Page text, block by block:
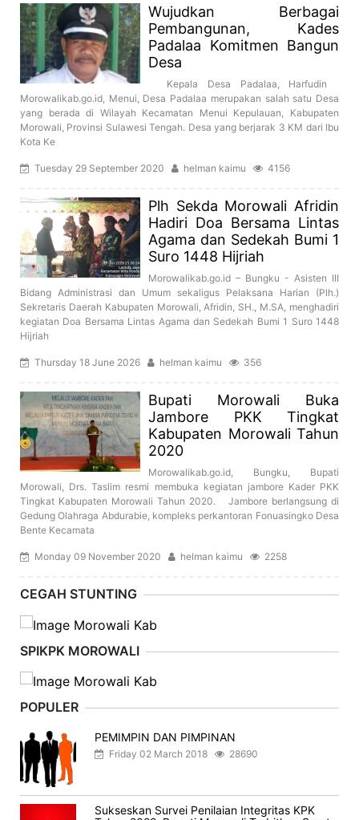
Wujudkan Berbagai
Pembangunan, Kades
Padalaa Komitmen Bangun
Desa
Kepala Desa Padalaa, Harfudin
Morowalikab.go.id, Menui, Desa Padalaa merupakan salah satu Desa
yang berada di Wilayah Kecamatan Menui Kepulauan, Kabupaten
Morowali, Provinsi Sulawesi Tengah. Desa yang berjarak 3 KM dari Ibu
Kota Ke
Tuesday 29 September 2020 helman kaimu 4156
Plh Sekda Morowali Afridin
Hadiri Doa Bersama Lintas
Agama dan Sedekah Bumi 1
Suro 1448 Hijriah
Morowalikab.go.id – Bungku - Asisten III
Bidang Administrasi dan Umum sekaligus Pelaksana Harian (Plh.)
Sekretaris Daerah Kabupaten Morowali, Afridin, SH., M.SA, menghadiri
kegiatan Doa Bersama Lintas Agama dan Sedekah Bumi 1 Suro 1448
Hijriah
Thursday 18 June 2026 helman kaimu 356
Bupati Morowali Buka
Jambore PKK Tingkat
Kabupaten Morowali Tahun
2020
Morowalikab.go.id, Bungku, Bupati
Morowali, Drs. Taslim resmi membuka kegiatan jambore Kader PKK
Tingkat Kabupaten Morowali Tahun 2020. Jambore berlangsung di
Gedung Olahraga Abdurabie, kompleks perkantoran Fonuasingko Desa
Bente Kecamata
Monday 09 November 2020 helman kaimu 2258
CEGAH STUNTING
SPIKPK MOROWALI
POPULER
PEMIMPIN DAN PIMPINAN
Friday 02 March 2018 28690
Sukseskan Survei Penilaian Integritas KPK